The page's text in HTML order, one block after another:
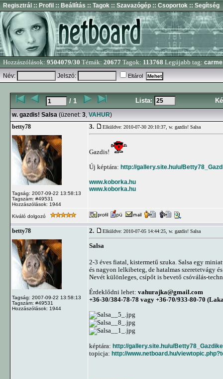
Regisztrál :: Profil :: Beállítás :: Tagok :: Szavazógép :: Csoportok :: Segítség
Hozzászólások: 9504079/30 Témák: 20677 Tagok: 113768 Legújabb tag:
Név:
Jelszó: Eltárol
/ 1 Lista:
w. gazdis! Salsa (üzenet: 3, VAHUR)
betty78
Tagság: 2007-09-22 13:58:13
Tagszám: #49531
Hozzászólások: 1944
3. Elküldve: 2010-07-30 20:10:37, w. gazdis! Salsa
Gazdis!
Új képtára: http://gallery.site.hu/u/
www.koborka.hu
www.koborka.hu
Kiváló dolgozó
betty78
Tagság: 2007-09-22 13:58:13
Tagszám: #49531
Hozzászólások: 1944
2. Elküldve: 2010-07-05 14:44:25, w. gazdis! Salsa
Salsa
2-3 éves fiatal, kistermetű szuka. Salsa egy
és nagyon lelkibeteg, de hatalmas szeretetvágy
Nevét különleges, csípőt is bevető csóválás-
Érdeklődni lehet: vahurajka@gmail.com
+36-30/384-78-78 vagy +36-70/933-80-70
képtára: http://gallery.site.hu/u/
topicja: http://www.netboard.hu/